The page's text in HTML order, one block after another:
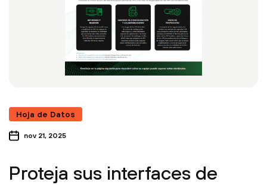
Hoja de Datos
nov 21, 2025
Proteja sus interfaces de